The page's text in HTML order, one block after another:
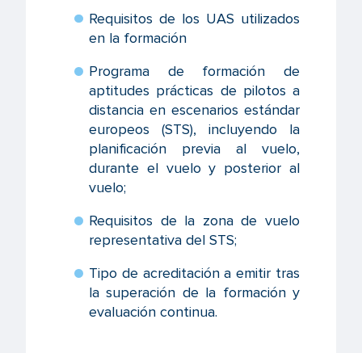
Requisitos de los UAS utilizados
en la formación
Programa de formación de
aptitudes prácticas de pilotos a
distancia en escenarios estándar
europeos (STS), incluyendo la
planificación previa al vuelo,
durante el vuelo y posterior al
vuelo;
Requisitos de la zona de vuelo
representativa del STS;
Tipo de acreditación a emitir tras
la superación de la formación y
evaluación continua.